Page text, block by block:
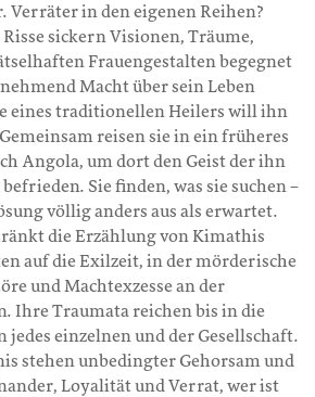
in den eigenen Reihen?
sickern Visionen, Träume,
Frauengestalten begegnet
Macht über sein Leben
eines traditionellen Heilers will ihn
reisen sie in ein früheres
Angola, um dort den Geist der ihn
Sie finden, was sie suchen –
völlig anders aus als erwartet.
die Erzählung von Kimathis
auf die Exilzeit, in der mörderische
und Machtexzesse an der
Ihre Traumata reichen bis in die
jedes einzelnen und der Gesellschaft.
stehen unbedingter Gehorsam und
Loyalität und Verrat, wer ist